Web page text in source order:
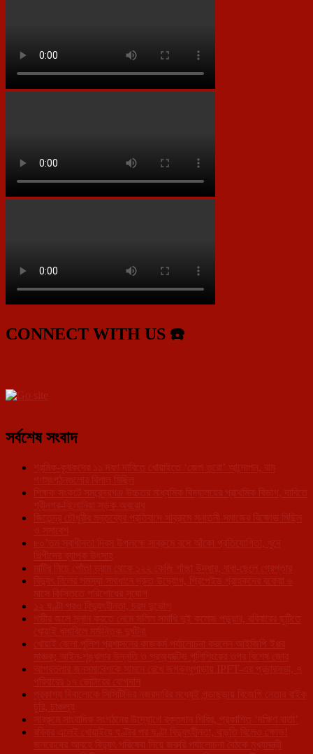
CONNECT WITH US ☎️
সর্বশেষ সংবাদ
শ্রমিক-কৃষকদের ১১ দফা দাবিতে খোয়াইতে ‘জেল ভরো’ আন্দোলন, বাম
গণসংগঠনগুলোর বিশাল মিছিল
শিক্ষক সংকটে সমরেন্দ্রগঞ্জ উচ্চতর মাধ্যমিক বিদ্যালয়ের প্রাথমিক বিভাগ, দাবিতে
শ্রীনগর-বিলোনিয়া সড়ক অবরোধ
জিতেন্দ্র চৌধুরীর মন্তব্যের প্রতিবাদে সাব্রুমে সনাতনী সমাজের বিক্ষোভ মিছিল
ও সমাবেশ
৮০’তম স্বাধীনতা দিবস উপলক্ষে সাব্রুমে বসে আঁকো প্রতিযোগিতা, খুদে
শিল্পীদের ব্যাপক উৎসাহ
মাটির নিচে পোঁতা ড্রাম থেকে ১২২ কেজি গাঁজা উদ্ধার, বাবা-ছেলে গ্রেপ্তার
বিদ্যুৎ বিলের সমস্যা সমাধানে দ্রুত উদ্যোগ, প্রিপেইড গ্রাহকদের বকেয়া ৬
মাসে কিস্তিতে পরিশোধের সুযোগ
১২ ঘণ্টা পরও বিদ্যুৎহীনতা, চরম দুর্ভোগ
গভীর জলে স্নান করতে নেমে সলিল সমাধি দুই কলেজ পড়ুয়ার, রবিবারের ছুটিতে
খোয়াই ধলাবিলে মর্মান্তিক দুর্ঘটনা
খোয়াই জেলা পুলিশ প্রশাসনের কাজকর্ম পর্যালোচনা করলেন আইজিপি ইপ্পর
মাঞ্চক; আইন-শৃঙ্খলার উন্নতি ও প্রঅ্যাক্টিভ পুলিশিংয়ের ওপর বিশেষ জোর
আগরতলার জনসমাবেশকে সামনে রেখে জগবন্ধুপাড়ায় IPFT-এর প্রচারসভা, ৭
পরিবারের ১৭ ভোটারের যোগদান
প্রকাশ্য দিবালোকে সিসিটিভির নজরদারির মধ্যেই গন্ডাছড়ায় বিজেপি নেতার বাইক
চুরি, চাঞ্চল্য
সাব্রুমে সাংবাদিক সংগঠনের উদ্যোগে রক্তদান শিবির, প্রকাশিত ‘দক্ষিণ বার্তা’
রবিবার এলেই খোয়াইয়ে ঘণ্টার পর ঘণ্টা বিদ্যুৎহীনতা, বাড়তি বিলেও ক্ষোভ!
জনরোষের আবহে বিদ্যুৎ পরিষেবা নিয়ে জরুরি পর্যালোচনা বৈঠকে মুখ্যমন্ত্রী